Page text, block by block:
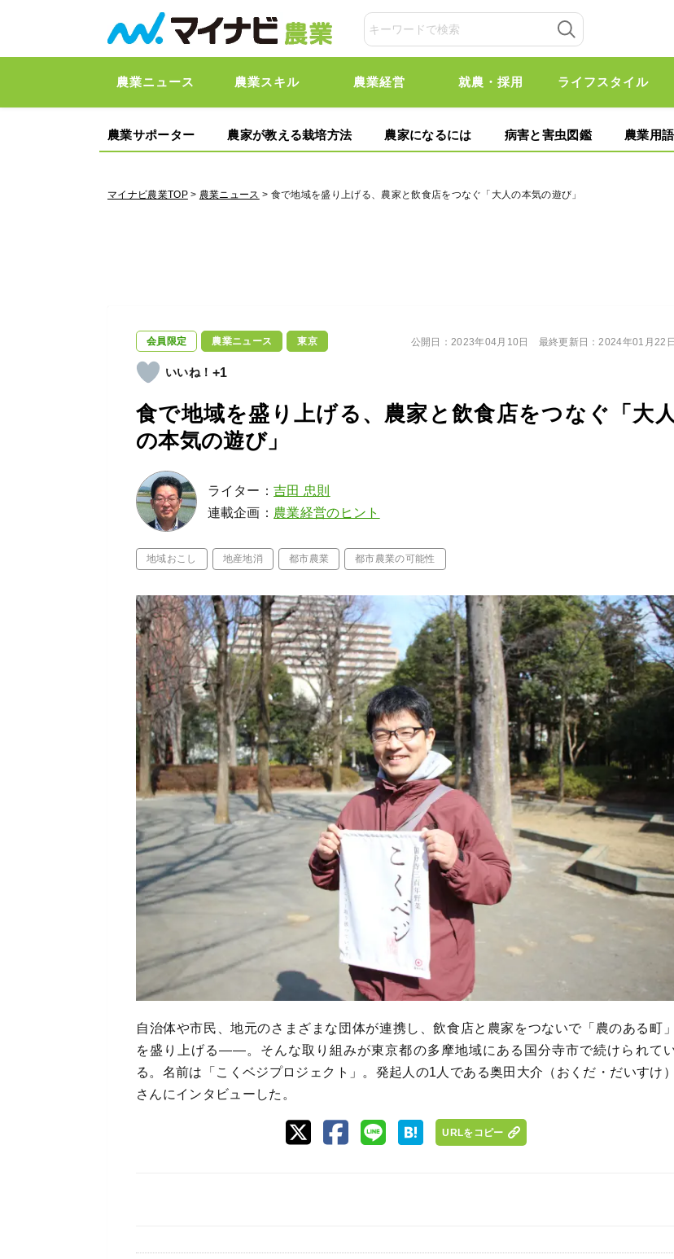
農業ニュース 農業スキル 農業経営 就農・採用 ライフスタイル
農業サポーター 農家が教える栽培方法 農家になるには 病害と害虫図鑑 農業用
マイナビ農業TOP> 農業ニュース > 食で地域を盛り上げる、農家と飲食店をつなぐ「大人の本気の遊び」
会員限定 農業ニュース 東京
+1
食で地域を盛り上げる、農家と飲食店をつなぐ「大
の本気の遊び」
ライター：吉田 忠則
連載企画： 農業経営のヒント
地域おこし 地産地消 都市農業 都市農業の可能性
公開日：2023年04月10日 最終更新日：2024年01月22日
自治体や市民、地元のさまざまな団体が連携し、飲食店と農家をつないで「農のある町」
を盛り上げる――。そんな取り組みが東京都の多摩地域にある国分寺市で続けられて
る。名前は「こくベジプロジェクト」。発起人の1人である奥田大介（おくだ・だいすけ）
さんにインタビューした。
URLをコピー